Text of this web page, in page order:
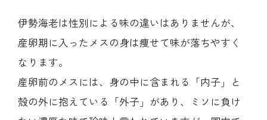
伊勢海老は性別による味の違いはありませんが、
産卵期に入ったメスの身は痩せて味が落ちやすく
なります。
産卵前のメスには、身の中に含まれる「内子」と
殻の外に抱えている「外子」があり、ミソに負け